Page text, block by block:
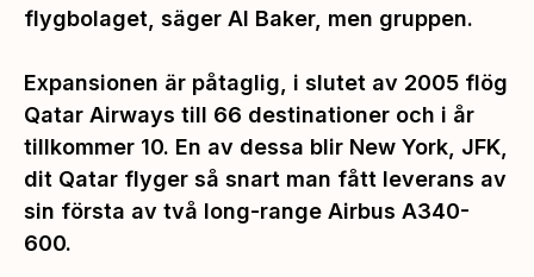
flygbolaget, säger Al Baker, men gruppen.
Expansionen är påtaglig, i slutet av 2005 flög
Qatar Airways till 66 destinationer och i år
tillkommer 10. En av dessa blir New York, JFK,
dit Qatar flyger så snart man fått leverans av
sin första av två long-range Airbus A340-
600.